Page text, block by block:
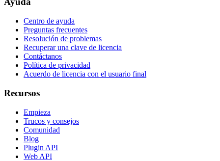
Centro de ayuda
Preguntas frecuentes
Resolución de problemas
Recuperar una clave de licencia
Contáctanos
Política de privacidad
Acuerdo de licencia con el usuario final
Recursos
Empieza
Trucos y consejos
Comunidad
Blog
Plugin API
Web API